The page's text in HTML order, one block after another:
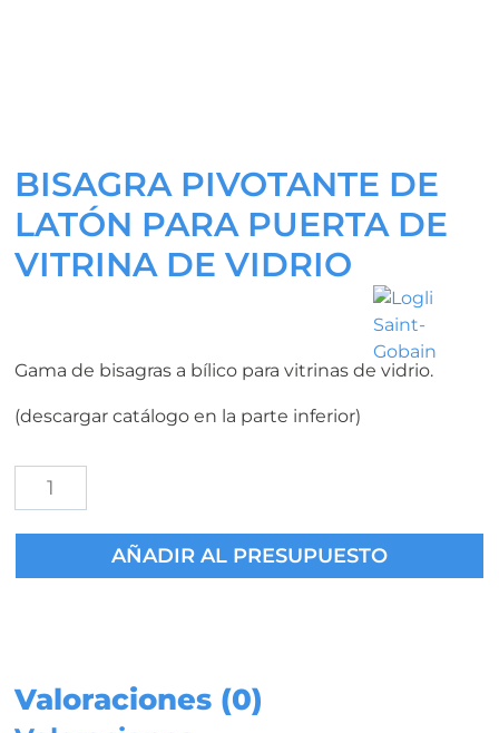
BISAGRA PIVOTANTE DE
LATÓN PARA PUERTA DE
VITRINA DE VIDRIO
Gama de bisagras a bílico para vitrinas de vidrio.
(descargar catálogo en la parte inferior)
Bisagra
Pivotante
de
para
de
Vidrio
AÑADIR AL PRESUPUESTO
Valoraciones (0)